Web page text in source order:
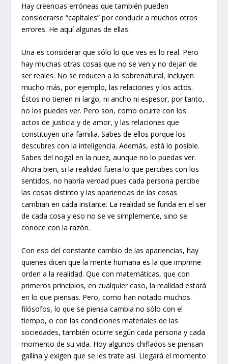
Hay creencias erróneas que también pueden
considerarse “capitales” por conducir a muchos otros
errores. He aquí algunas de ellas.
Una es considerar que sólo lo que ves es lo real. Pero
hay muchas otras cosas que no se ven y no dejan de
ser reales. No se reducen a lo sobrenatural, incluyen
mucho más, por ejemplo, las relaciones y los actos.
Éstos no tienen ni largo, ni ancho ni espesor, por tanto,
no los puedes ver. Pero son, como ocurre con los
actos de justicia y de amor, y las relaciones que
constituyen una familia. Sabes de ellos porque los
descubres con la inteligencia. Además, está lo posible.
Sabes del nogal en la nuez, aunque no lo puedas ver.
Ahora bien, si la realidad fuera lo que percibes con los
sentidos, no habría verdad pues cada persona percibe
las cosas distinto y las apariencias de las cosas
cambian en cada instante. La realidad se funda en el ser
de cada cosa y eso no se ve simplemente, sino se
conoce con la razón.
Con eso del constante cambio de las apariencias, hay
quienes dicen que la mente humana es la que imprime
orden a la realidad. Que con matemáticas, que con
primeros principios, en cualquier caso, la realidad estará
en lo que piensas. Pero, como han notado muchos
filósofos, lo que se piensa cambia no sólo con el
tiempo, o con las condiciones materiales de las
sociedades, también ocurre según cada persona y cada
momento de su vida. Hoy algunos chiflados se piensan
gallina y exigen que se les trate así. Llegará el momento